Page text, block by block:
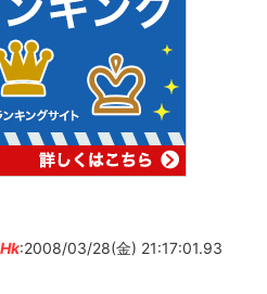
:2008/03/28(金) 21:17:01.93